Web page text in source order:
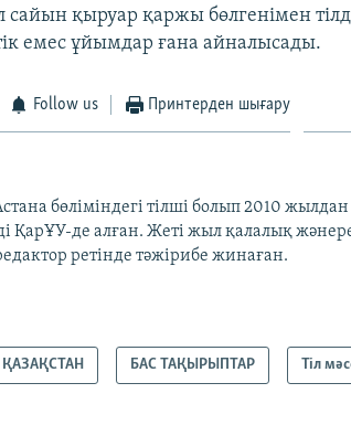
қыруар қаржы бөлгенімен
емес ұйымдар ғана айналысады.
Follow us Принтерден шығару
бөліміндегі тілші болып 2010 жылдан
ҚарҰУ-де алған. Жеті жыл қалалық
ретінде тәжірибе жинаған.
ҚАЗАҚСТАН БАС ТАҚЫРЫПТАР Тіл